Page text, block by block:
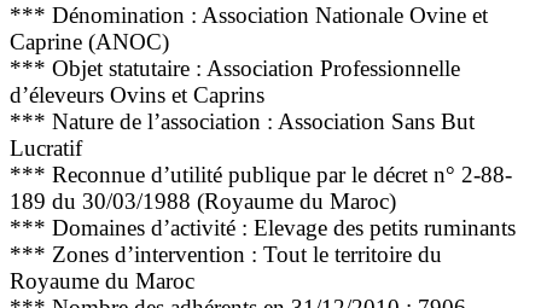
*** Dénomination : Association Nationale Ovine et
Caprine (ANOC)
*** Objet statutaire : Association Professionnelle
d’éleveurs Ovins et Caprins
*** Nature de l’association : Association Sans But
Lucratif
*** Reconnue d’utilité publique par le décret n° 2-88-
189 du 30/03/1988 (Royaume du Maroc)
*** Domaines d’activité : Elevage des petits ruminants
*** Zones d’intervention : Tout le territoire du
Royaume du Maroc